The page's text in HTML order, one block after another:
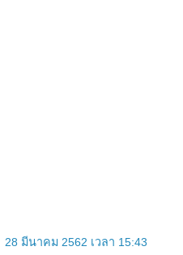
28 มีนาคม 2562 เวลา 15:43